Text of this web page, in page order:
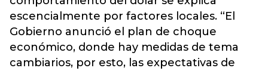
escencialmente por factores locales. “El
Gobierno anunció el plan de choque
económico, donde hay medidas de tema
cambiarios, por esto, las expectativas de